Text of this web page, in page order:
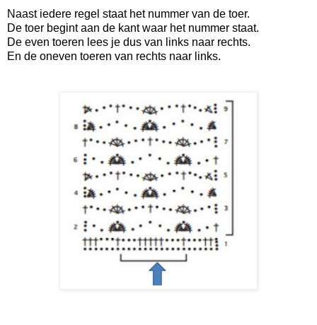
Naast iedere regel staat het nummer van de toer.
De toer begint aan de kant waar het nummer staat.
De even toeren lees je dus van links naar rechts.
En de oneven toeren van rechts naar links.